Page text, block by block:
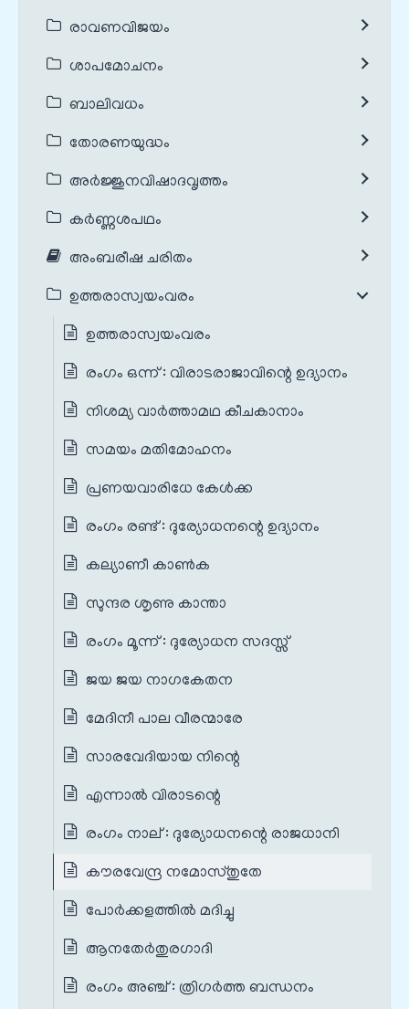
രാവണവിജയം
ശാപമോചനം
ബാലിവധം
തോരണയുദ്ധം
അർജ്ജുനവിഷാദവൃത്തം
കർണ്ണശപഥം
അംബരീഷ ചരിതം
ഉത്തരാസ്വയംവരം
ഉത്തരാസ്വയംവരം
രംഗം ഒന്ന് : വിരാടരാജാവിന്റെ ഉദ്യാനം
നിശമ്യ വാർത്താമഥ കീചകാനാം
സമയം മതിമോഹനം
പ്രണയവാരിധേ കേൾക്ക
രംഗം രണ്ട് : ദുര്യോധനന്റെ ഉദ്യാനം
കല്യാണീ കാൺക
സുന്ദര ശൃണു കാന്താ
രംഗം മൂന്ന് : ദുര്യോധന സദസ്സ്
ജയ ജയ നാഗകേതന
മേദിനീ പാല വീരന്മാരേ
സാരവേദിയായ നിന്റെ
എന്നാൽ വിരാടന്റെ
രംഗം നാല് : ദുര്യോധനന്റെ രാജധാനി
കൗരവേന്ദ്ര നമോസ്തുതേ
പോർക്കളത്തിൽ മദിച്ചു
ആനതേർതുരഗാദി
രംഗം അഞ്ച് : ത്രിഗർത്ത ബന്ധനം